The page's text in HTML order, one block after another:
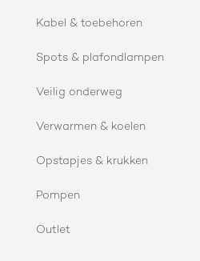
Kabel & toebehoren
Spots & plafondlampen
Veilig onderweg
Verwarmen & koelen
Opstapjes & krukken
Pompen
Outlet